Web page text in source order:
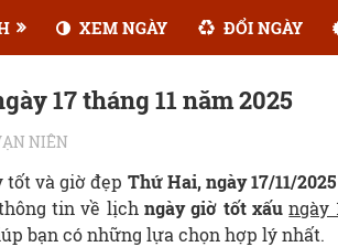
XEM NGÀY ĐỔI NGÀY
17 tháng 11 năm 2025
NIÊN
tốt và giờ đẹp Thứ Hai, ngày 17/11/2025
tin về lịchngày giờ tốt xấu ngày
bạn có những lựa chọn hợp lý nhất.